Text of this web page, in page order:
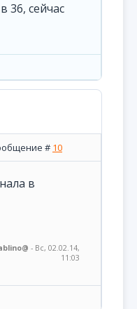
36, сейчас
# 10
в
- Вс, 02.02.14,
11:03